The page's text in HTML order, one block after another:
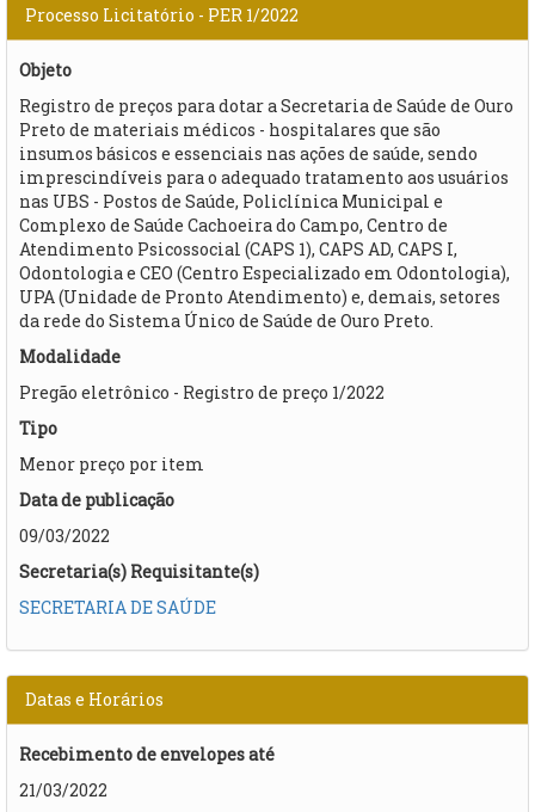
Processo Licitatório - PER 1/2022
Objeto
Registro de preços para dotar a Secretaria de Saúde de Ouro
Preto de materiais médicos - hospitalares que são
insumos básicos e essenciais nas ações de saúde, sendo
imprescindíveis para o adequado tratamento aos usuários
nas UBS - Postos de Saúde, Policlínica Municipal e
Complexo de Saúde Cachoeira do Campo, Centro de
Atendimento Psicossocial (CAPS 1), CAPS AD, CAPS I,
Odontologia e CEO (Centro Especializado em Odontologia),
UPA (Unidade de Pronto Atendimento) e, demais, setores
da rede do Sistema Único de Saúde de Ouro Preto.
Modalidade
Pregão eletrônico - Registro de preço 1/2022
Tipo
Menor preço por item
Data de publicação
09/03/2022
Secretaria(s) Requisitante(s)
SECRETARIA DE SAÚDE
Datas e Horários
Recebimento de envelopes até
21/03/2022